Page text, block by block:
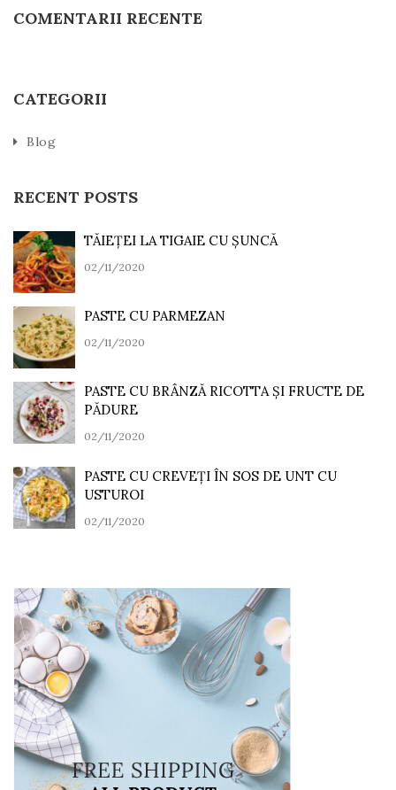
COMENTARII RECENTE
CATEGORII
Blog
RECENT POSTS
TĂIEȚEI LA TIGAIE CU ȘUNCĂ
02/11/2020
PASTE CU PARMEZAN
02/11/2020
PASTE CU BRÂNZĂ RICOTTA ȘI FRUCTE DE
PĂDURE
02/11/2020
PASTE CU CREVEȚI ÎN SOS DE UNT CU
USTUROI
02/11/2020